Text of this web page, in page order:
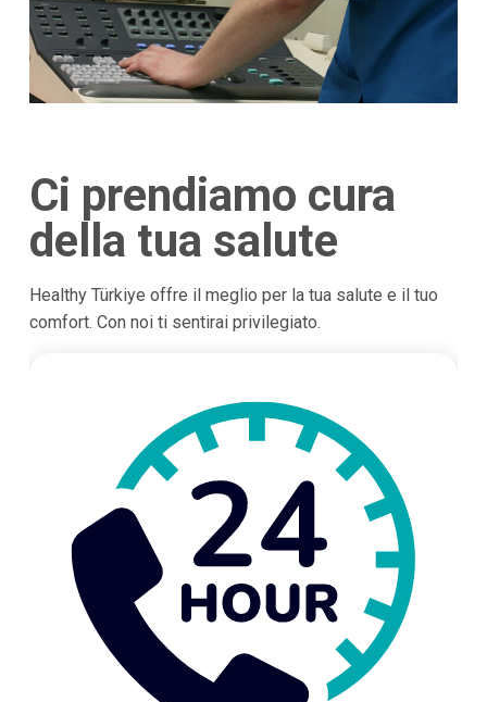
Ci prendiamo cura
della tua salute
Healthy Türkiye offre il meglio per la tua salute e il tuo
comfort. Con noi ti sentirai privilegiato.